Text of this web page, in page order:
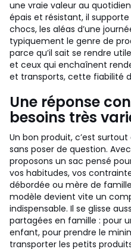
une vraie valeur au
épais et résistant, il
chocs, les aléas d’une
typiquement le genre de
parce qu’il sait se rendre
et ceux qui enchaînent
et transports, cette fiabilité
Une réponse
besoins très
Un bon produit, c’est
sans poser de question.
proposons un sac pensé
vos habitudes, vos
débordée ou mère de
modèle devient vite un
indispensable. Il se glisse
partagées en famille : pour
enfant, pour prendre le
transporter les petits